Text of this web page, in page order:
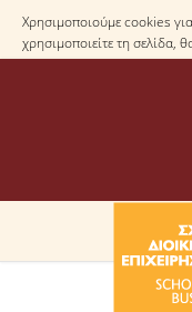
Χρησιμοποιούμε cookies
χρησιμοποιείτε τη σελίδα,